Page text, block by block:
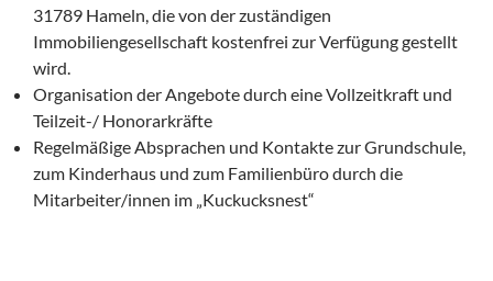
31789 Hameln, die von der zuständigen
Immobiliengesellschaft kostenfrei zur Verfügung gestellt
wird.
Organisation der Angebote durch eine Vollzeitkraft und
Teilzeit-/ Honorarkräfte
Regelmäßige Absprachen und Kontakte zur Grundschule,
zum Kinderhaus und zum Familienbüro durch die
Mitarbeiter/innen im „Kuckucksnest“